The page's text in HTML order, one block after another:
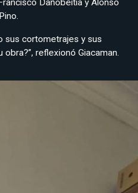
Dañobeitia y Alonso
sus cortometrajes y sus
reflexionó Giacaman.